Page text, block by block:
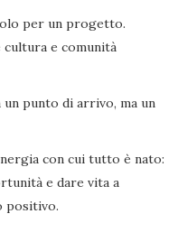
per un progetto.
e comunità
punto di arrivo, ma un
con cui tutto è nato:
e dare vita a
positivo.